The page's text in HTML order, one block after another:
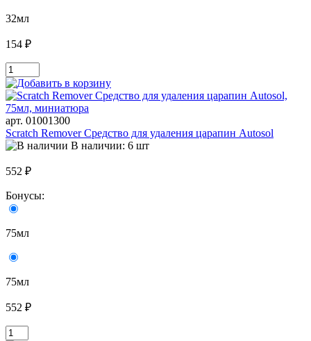
32мл
154 ₽
арт. 01001300
Scratch Remover Средство для удаления царапин Autosol
В наличии: 6 шт
552 ₽
Бонусы:
75мл
75мл
552 ₽